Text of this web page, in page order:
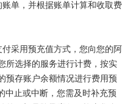
单，并根据账单计算和收取费
采用预充值方式，您向您的阿
所选择的服务进行计费，按实
预存账户余额情况进行费用预
中止或中断，您需及时补充预